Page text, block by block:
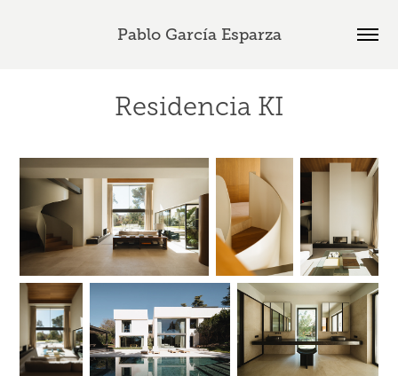
Pablo García Esparza
Residencia KI